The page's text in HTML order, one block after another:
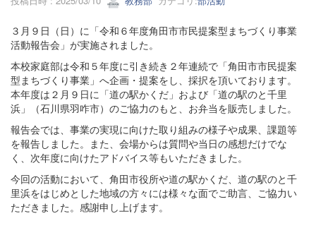
３月９日（日）に「令和６年度角田市市民提案型まちづくり事業
活動報告会」が実施されました。
本校家庭部は令和５年度に引き続き２年連続で「角田市市民提案
型まちづくり事業」へ企画・提案をし、採択を頂いております。
本年度は２月９日に「道の駅かくだ」および「道の駅のと千里
浜」（石川県羽咋市）のご協力のもと、お弁当を販売しました。
報告会では、事業の実現に向けた取り組みの様子や成果、課題等
を報告しました。また、会場からは質問や当日の感想だけでな
く、次年度に向けたアドバイス等もいただきました。
今回の活動において、角田市役所や道の駅かくだ、道の駅のと千
里浜をはじめとした地域の方々には様々な面でご助言、ご協力い
ただきました。感謝申し上げます。